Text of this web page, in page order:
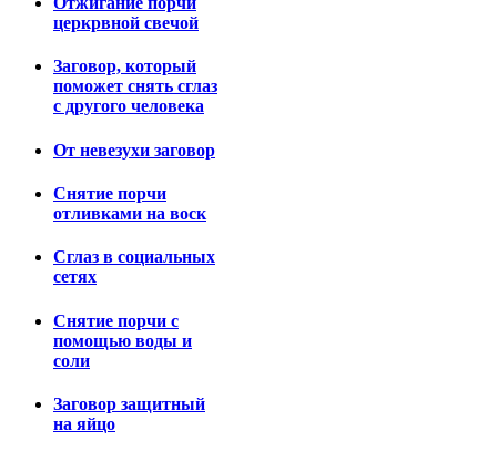
церкрвной свечой
Заговор, который
поможет снять сглаз
с другого человека
От невезухи заговор
Снятие порчи
отливками на воск
Сглаз в социальных
сетях
Снятие порчи с
помощью воды и
соли
Заговор защитный
на яйцо